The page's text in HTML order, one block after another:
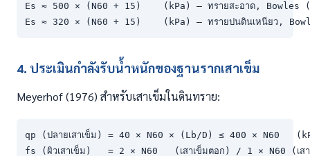
Es ≈ 500 × (N60 + 15)    (kPa) — ทรายสะอาด, Bowles
Es ≈ 320 × (N60 + 15)    (kPa) — ทรายปนดินเหนียว,
4. ประเมินกำลังรับน้ำหนักของฐานรากเสาเข็ม
Meyerhof (1976) สำหรับเสาเข็มในดินทราย:
qp (ปลายเสาเข็ม) = 40 × N60 × (Lb/D) ≤ 400 × N60
fs (ผิวเสาเข็ม)   = 2 × N60   (เสาเข็มตอก) / 1 × N60 (เส